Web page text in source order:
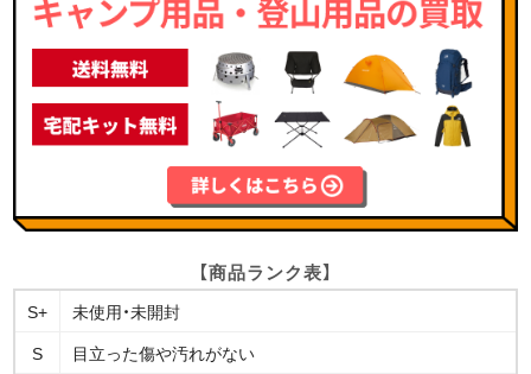
【商品ランク表】
S+
未使用・未開封
S
目立った傷や汚れがない